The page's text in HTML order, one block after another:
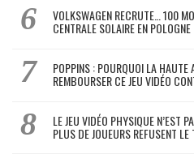
VOLKSWAGEN RECRUTE… 100
CENTRALE SOLAIRE EN POLOGNE
POPPINS : POURQUOI LA HAUTE
REMBOURSER CE JEU VIDÉO
LE JEU VIDÉO PHYSIQUE N’EST
PLUS DE JOUEURS REFUSENT